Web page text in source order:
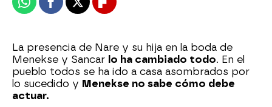
WhatsappFacebook
X Flipboard
La presencia de Nare y su hija en la boda de
Menekse y Sancar lo ha cambiado todo. En el
pueblo todos se ha ido a casa asombrados por
lo sucedido y Menekse no sabe cómo debe
actuar.